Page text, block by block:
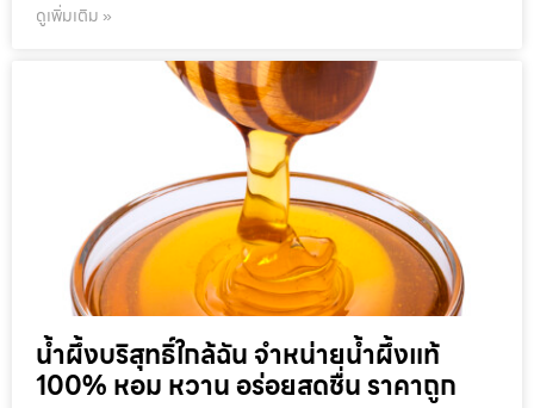
ดูเพิ่มเติม »
น้ำผึ้งบริสุทธิ์ใกล้ฉัน จำหน่ายน้ำผึ้งแท้
100% หอม หวาน อร่อยสดชื่น ราคาถูก